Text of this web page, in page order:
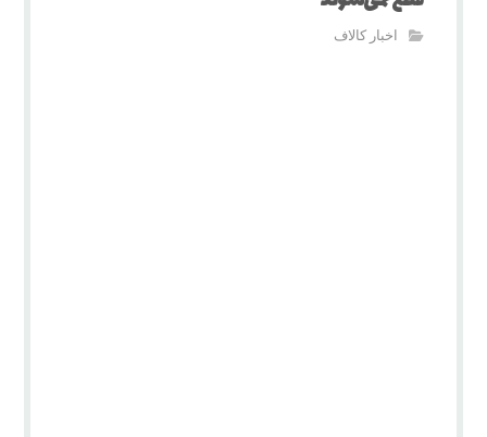
اخبار کالاف